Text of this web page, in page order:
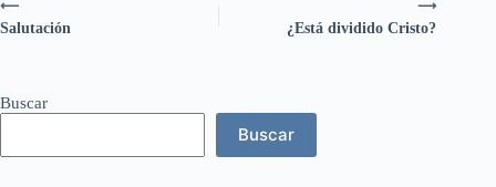
⟶
¿Está dividido Cristo?
⟵
Salutación
Buscar
Buscar